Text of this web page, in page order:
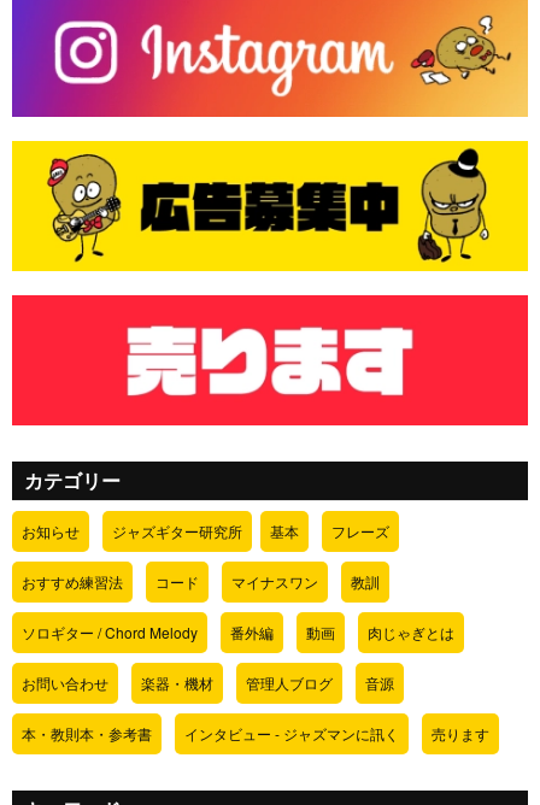
カテゴリー
お知らせ ジャズギター研究所 基本 フレーズ
おすすめ練習法 コード マイナスワン 教訓
ソロギター / Chord Melody 番外編 動画 肉じゃぎとは
お問い合わせ 楽器・機材 管理人ブログ 音源
本・教則本・参考書 インタビュー - ジャズマンに訊く 売ります